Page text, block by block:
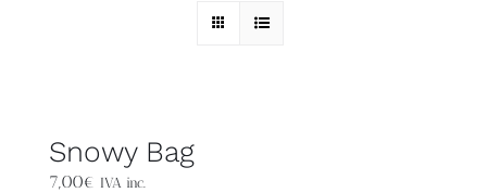
Tienda
Snowy Bag
7,00€ IVA inc.